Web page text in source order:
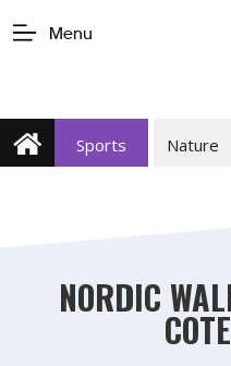
Menu
Sports Nature
NORDIC